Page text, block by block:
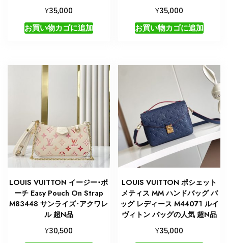
¥35,000
お買い物カゴに追加
¥35,000
お買い物カゴに追加
LOUIS VUITTON イージー･ポ
ーチ Easy Pouch On Strap
M83448 サンライズ･アクワレ
ル 超N品
¥30,500
LOUIS VUITTON ポシェット
メティス MM ハンドバッグ バ
ッグ レディース M44071 ルイ
ヴィトン バッグの人気 超N品
¥35,000